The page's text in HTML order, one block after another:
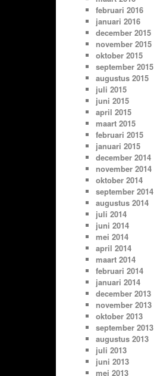
februari 2016
januari 2016
december 2015
november 2015
oktober 2015
september 2015
augustus 2015
juli 2015
juni 2015
april 2015
maart 2015
februari 2015
januari 2015
december 2014
november 2014
oktober 2014
september 2014
augustus 2014
juli 2014
juni 2014
mei 2014
april 2014
maart 2014
februari 2014
januari 2014
december 2013
november 2013
oktober 2013
september 2013
augustus 2013
juli 2013
juni 2013
mei 2013